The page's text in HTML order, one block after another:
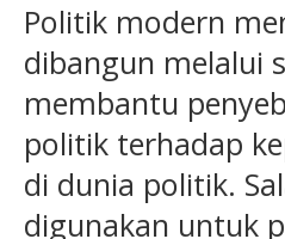
Politik modern
dibangun melalui
membantu
politik terhadap
di dunia politik.
digunakan untuk